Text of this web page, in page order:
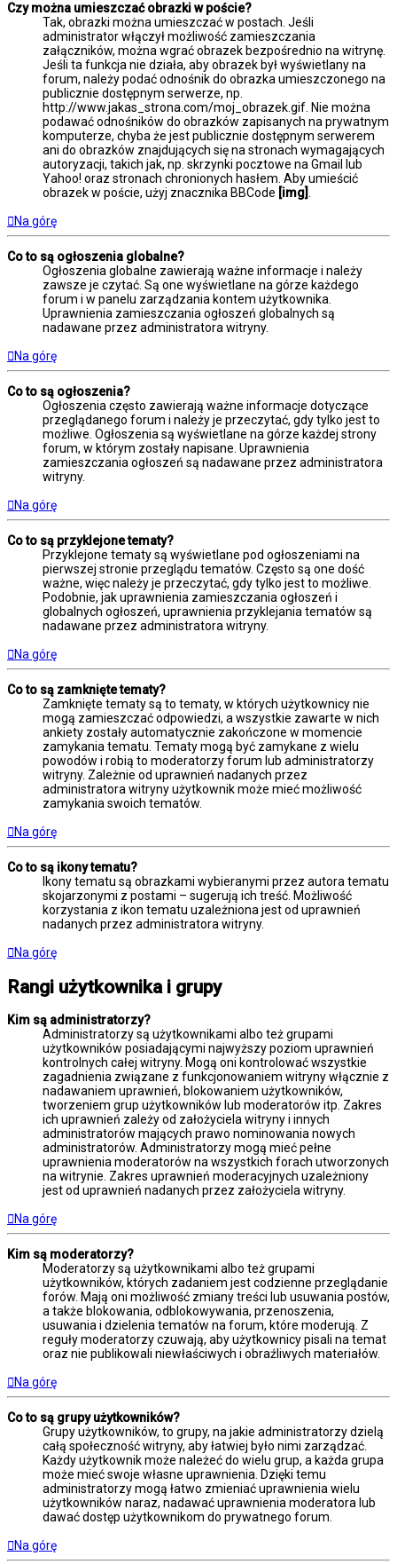
Czy można umieszczać obrazki w poście?
Tak, obrazki można umieszczać w postach. Jeśli
administrator włączył możliwość zamieszczania
załączników, można wgrać obrazek bezpośrednio na witrynę.
Jeśli ta funkcja nie działa, aby obrazek był wyświetlany na
forum, należy podać odnośnik do obrazka umieszczonego na
publicznie dostępnym serwerze, np.
http://www.jakas_strona.com/moj_obrazek.gif. Nie można
podawać odnośników do obrazków zapisanych na prywatnym
komputerze, chyba że jest publicznie dostępnym serwerem
ani do obrazków znajdujących się na stronach wymagających
autoryzacji, takich jak, np. skrzynki pocztowe na Gmail lub
Yahoo! oraz stronach chronionych hasłem. Aby umieścić
obrazek w poście, użyj znacznika BBCode [img].
Na górę
Co to są ogłoszenia globalne?
Ogłoszenia globalne zawierają ważne informacje i należy
zawsze je czytać. Są one wyświetlane na górze każdego
forum i w panelu zarządzania kontem użytkownika.
Uprawnienia zamieszczania ogłoszeń globalnych są
nadawane przez administratora witryny.
Na górę
Co to są ogłoszenia?
Ogłoszenia często zawierają ważne informacje dotyczące
przeglądanego forum i należy je przeczytać, gdy tylko jest to
możliwe. Ogłoszenia są wyświetlane na górze każdej strony
forum, w którym zostały napisane. Uprawnienia
zamieszczania ogłoszeń są nadawane przez administratora
witryny.
Na górę
Co to są przyklejone tematy?
Przyklejone tematy są wyświetlane pod ogłoszeniami na
pierwszej stronie przeglądu tematów. Często są one dość
ważne, więc należy je przeczytać, gdy tylko jest to możliwe.
Podobnie, jak uprawnienia zamieszczania ogłoszeń i
globalnych ogłoszeń, uprawnienia przyklejania tematów są
nadawane przez administratora witryny.
Na górę
Co to są zamknięte tematy?
Zamknięte tematy są to tematy, w których użytkownicy nie
mogą zamieszczać odpowiedzi, a wszystkie zawarte w nich
ankiety zostały automatycznie zakończone w momencie
zamykania tematu. Tematy mogą być zamykane z wielu
powodów i robią to moderatorzy forum lub administratorzy
witryny. Zależnie od uprawnień nadanych przez
administratora witryny użytkownik może mieć możliwość
zamykania swoich tematów.
Na górę
Co to są ikony tematu?
Ikony tematu są obrazkami wybieranymi przez autora tematu
skojarzonymi z postami – sugerują ich treść. Możliwość
korzystania z ikon tematu uzależniona jest od uprawnień
nadanych przez administratora witryny.
Na górę
Rangi użytkownika i grupy
Kim są administratorzy?
Administratorzy są użytkownikami albo też grupami
użytkowników posiadającymi najwyższy poziom uprawnień
kontrolnych całej witryny. Mogą oni kontrolować wszystkie
zagadnienia związane z funkcjonowaniem witryny włącznie z
nadawaniem uprawnień, blokowaniem użytkowników,
tworzeniem grup użytkowników lub moderatorów itp. Zakres
ich uprawnień zależy od założyciela witryny i innych
administratorów mających prawo nominowania nowych
administratorów. Administratorzy mogą mieć pełne
uprawnienia moderatorów na wszystkich forach utworzonych
na witrynie. Zakres uprawnień moderacyjnych uzależniony
jest od uprawnień nadanych przez założyciela witryny.
Na górę
Kim są moderatorzy?
Moderatorzy są użytkownikami albo też grupami
użytkowników, których zadaniem jest codzienne przeglądanie
forów. Mają oni możliwość zmiany treści lub usuwania postów,
a także blokowania, odblokowywania, przenoszenia,
usuwania i dzielenia tematów na forum, które moderują. Z
reguły moderatorzy czuwają, aby użytkownicy pisali na temat
oraz nie publikowali niewłaściwych i obraźliwych materiałów.
Na górę
Co to są grupy użytkowników?
Grupy użytkowników, to grupy, na jakie administratorzy dzielą
całą społeczność witryny, aby łatwiej było nimi zarządzać.
Każdy użytkownik może należeć do wielu grup, a każda grupa
może mieć swoje własne uprawnienia. Dzięki temu
administratorzy mogą łatwo zmieniać uprawnienia wielu
użytkowników naraz, nadawać uprawnienia moderatora lub
dawać dostęp użytkownikom do prywatnego forum.
Na górę